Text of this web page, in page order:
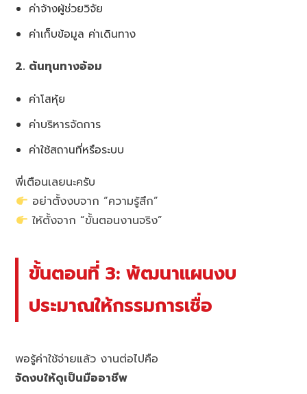
ค่าจ้างผู้ช่วยวิจัย
ค่าเก็บข้อมูล ค่าเดินทาง
2. ต้นทุนทางอ้อม
ค่าโสหุ้ย
ค่าบริหารจัดการ
ค่าใช้สถานที่หรือระบบ
พี่เตือนเลยนะครับ
อย่าตั้งงบจาก “ความรู้สึก”
ให้ตั้งจาก “ขั้นตอนงานจริง”
ขั้นตอนที่ 3: พัฒนาแผนงบ
ประมาณให้กรรมการเชื่อ
พอรู้ค่าใช้จ่ายแล้ว งานต่อไปคือ
จัดงบให้ดูเป็นมืออาชีพ